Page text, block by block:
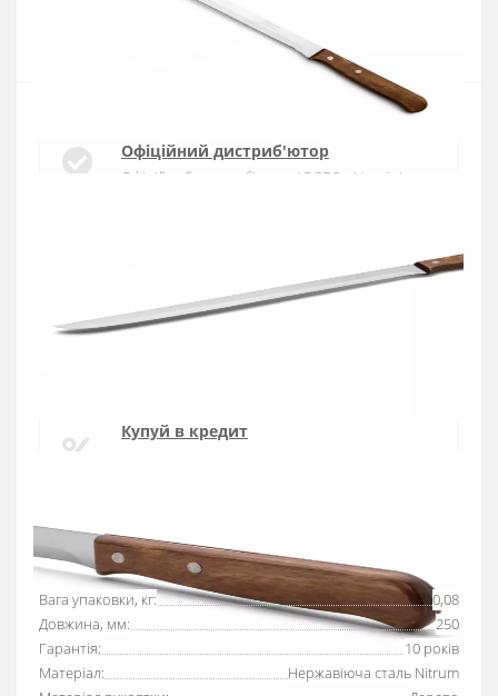
Основні характеристики Всі характеристики
Вага упаковки, кг:
0,08
Довжина, мм:
250
Гарантія:
10 років
Матеріал:
Нержавіюча сталь Nitrum
Офіційний дистриб'ютор
Офіційний дистриб'ютор ARCOS в Україні
Доставка протягом 1-3 днів по Україні
Гарантія якості
Купуй в кредит